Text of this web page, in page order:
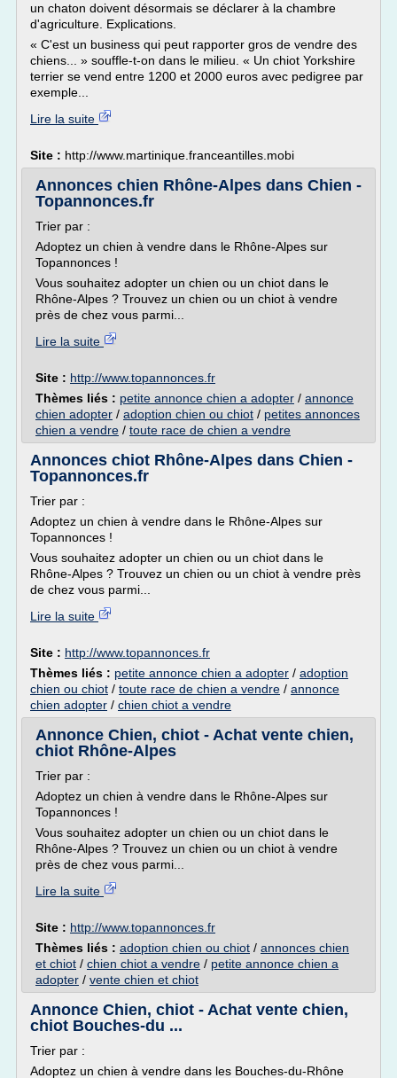
un chaton doivent désormais se déclarer à la chambre
d'agriculture. Explications.
« C'est un business qui peut rapporter gros de vendre des
chiens... » souffle-t-on dans le milieu. « Un chiot Yorkshire
terrier se vend entre 1200 et 2000 euros avec pedigree par
exemple...
Lire la suite
Site : http://www.martinique.franceantilles.mobi
Annonces chien Rhône-Alpes dans Chien -
Topannonces.fr
Trier par :
Adoptez un chien à vendre dans le Rhône-Alpes sur
Topannonces !
Vous souhaitez adopter un chien ou un chiot dans le
Rhône-Alpes ? Trouvez un chien ou un chiot à vendre
près de chez vous parmi...
Lire la suite
Site : http://www.topannonces.fr
Thèmes liés : petite annonce chien a adopter / annonce
chien adopter / adoption chien ou chiot / petites annonces
chien a vendre / toute race de chien a vendre
Annonces chiot Rhône-Alpes dans Chien -
Topannonces.fr
Trier par :
Adoptez un chien à vendre dans le Rhône-Alpes sur
Topannonces !
Vous souhaitez adopter un chien ou un chiot dans le
Rhône-Alpes ? Trouvez un chien ou un chiot à vendre près
de chez vous parmi...
Lire la suite
Site : http://www.topannonces.fr
Thèmes liés : petite annonce chien a adopter / adoption
chien ou chiot / toute race de chien a vendre / annonce
chien adopter / chien chiot a vendre
Annonce Chien, chiot - Achat vente chien,
chiot Rhône-Alpes
Trier par :
Adoptez un chien à vendre dans le Rhône-Alpes sur
Topannonces !
Vous souhaitez adopter un chien ou un chiot dans le
Rhône-Alpes ? Trouvez un chien ou un chiot à vendre
près de chez vous parmi...
Lire la suite
Site : http://www.topannonces.fr
Thèmes liés : adoption chien ou chiot / annonces chien
et chiot / chien chiot a vendre / petite annonce chien a
adopter / vente chien et chiot
Annonce Chien, chiot - Achat vente chien,
chiot Bouches-du ...
Trier par :
Adoptez un chien à vendre dans les Bouches-du-Rhône